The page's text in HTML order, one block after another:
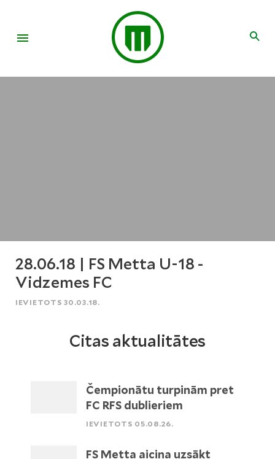
28.06.18 | FS Metta U-18 -
Vidzemes FC
IEVIETOTS 30.03.18.
Citas aktualitātes
Čempionātu turpinām pret
FC RFS dublieriem
IEVIETOTS 05.08.26.
FS Metta aicina uzsākt